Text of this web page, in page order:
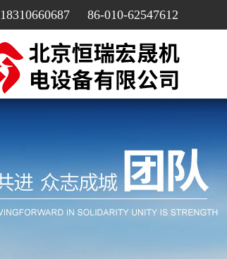
18310660687 86-010-62547612